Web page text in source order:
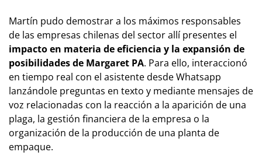
Martín pudo demostrar a los máximos responsables
de las empresas chilenas del sector allí presentes el
impacto en materia de eficiencia y la expansión de
posibilidades de Margaret PA. Para ello, interaccionó
en tiempo real con el asistente desde Whatsapp
lanzándole preguntas en texto y mediante mensajes de
voz relacionadas con la reacción a la aparición de una
plaga, la gestión financiera de la empresa o la
organización de la producción de una planta de
empaque.